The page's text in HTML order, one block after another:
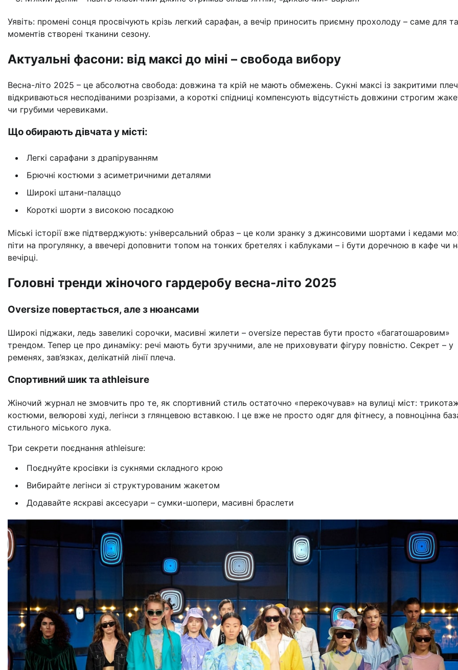
Уявіть: промені сонця просвічують крізь легкий сарафан, а вечір приносить приємну прохолоду – саме для
моментів створені тканини сезону.
Актуальні фасони: від максі до міні – свобода вибору
Весна-літо 2025 – це абсолютна свобода: довжина та крій не мають обмежень. Сукні максі із закритими
відкриваються несподіваними розрізами, а короткі спідниці компенсують відсутність довжини строгим
чи грубими черевиками.
Що обирають дівчата у місті:
Легкі сарафани з драпіруванням
Брючні костюми з асиметричними деталями
Широкі штани-палаццо
Короткі шорти з високою посадкою
Міські історії вже підтверджують: універсальний образ – це коли зранку з джинсовими шортами і кедами
піти на прогулянку, а ввечері доповнити топом на тонких бретелях і каблуками – і бути доречною в кафе чи
вечірці.
Головні тренди жіночого гардеробу весна-літо 2025
Oversize повертається, але з нюансами
Широкі піджаки, ледь завеликі сорочки, масивні жилети – oversize перестав бути просто «багатошаровим»
трендом. Тепер це про динаміку: речі мають бути зручними, але не приховувати фігуру повністю. Секрет – у
ременях, зав’язках, делікатній лінії плеча.
Спортивний шик та athleisure
Жіночий журнал не змовчить про те, як спортивний стиль остаточно «перекочував» на вулиці міст:
костюми, велюрові худі, легінси з глянцевою вставкою. І це вже не просто одяг для фітнесу, а повноцінна
стильного міського лука.
Три секрети поєднання athleisure:
Поєднуйте кросівки із сукнями складного крою
Вибирайте легінси зі структурованим жакетом
Додавайте яскраві аксесуари – сумки-шопери, масивні браслети